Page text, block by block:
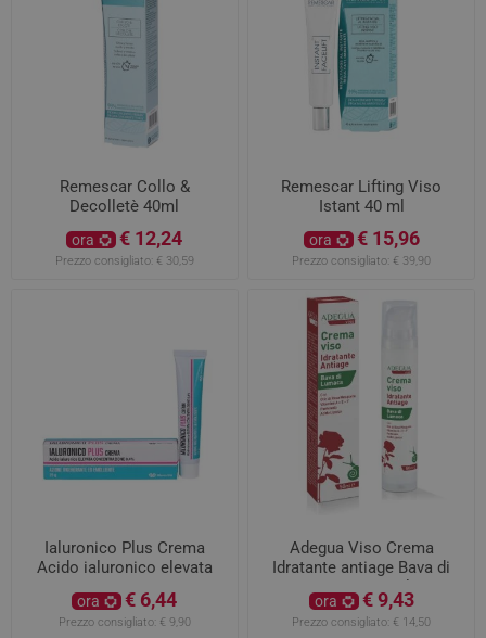
Remescar Collo &
Decolletè 40ml
ora € 12,24
Prezzo consigliato: € 30,59
Remescar Lifting Viso
Istant 40 ml
ora € 15,96
Prezzo consigliato: € 39,90
Ialuronico Plus Crema
Acido ialuronico elevata
rigenerane ed emolliente
25g
ora € 6,44
Prezzo consigliato: € 9,90
Adegua Viso Crema
Idratante antiage Bava di
Lumaca 50ml
ora € 9,43
Prezzo consigliato: € 14,50